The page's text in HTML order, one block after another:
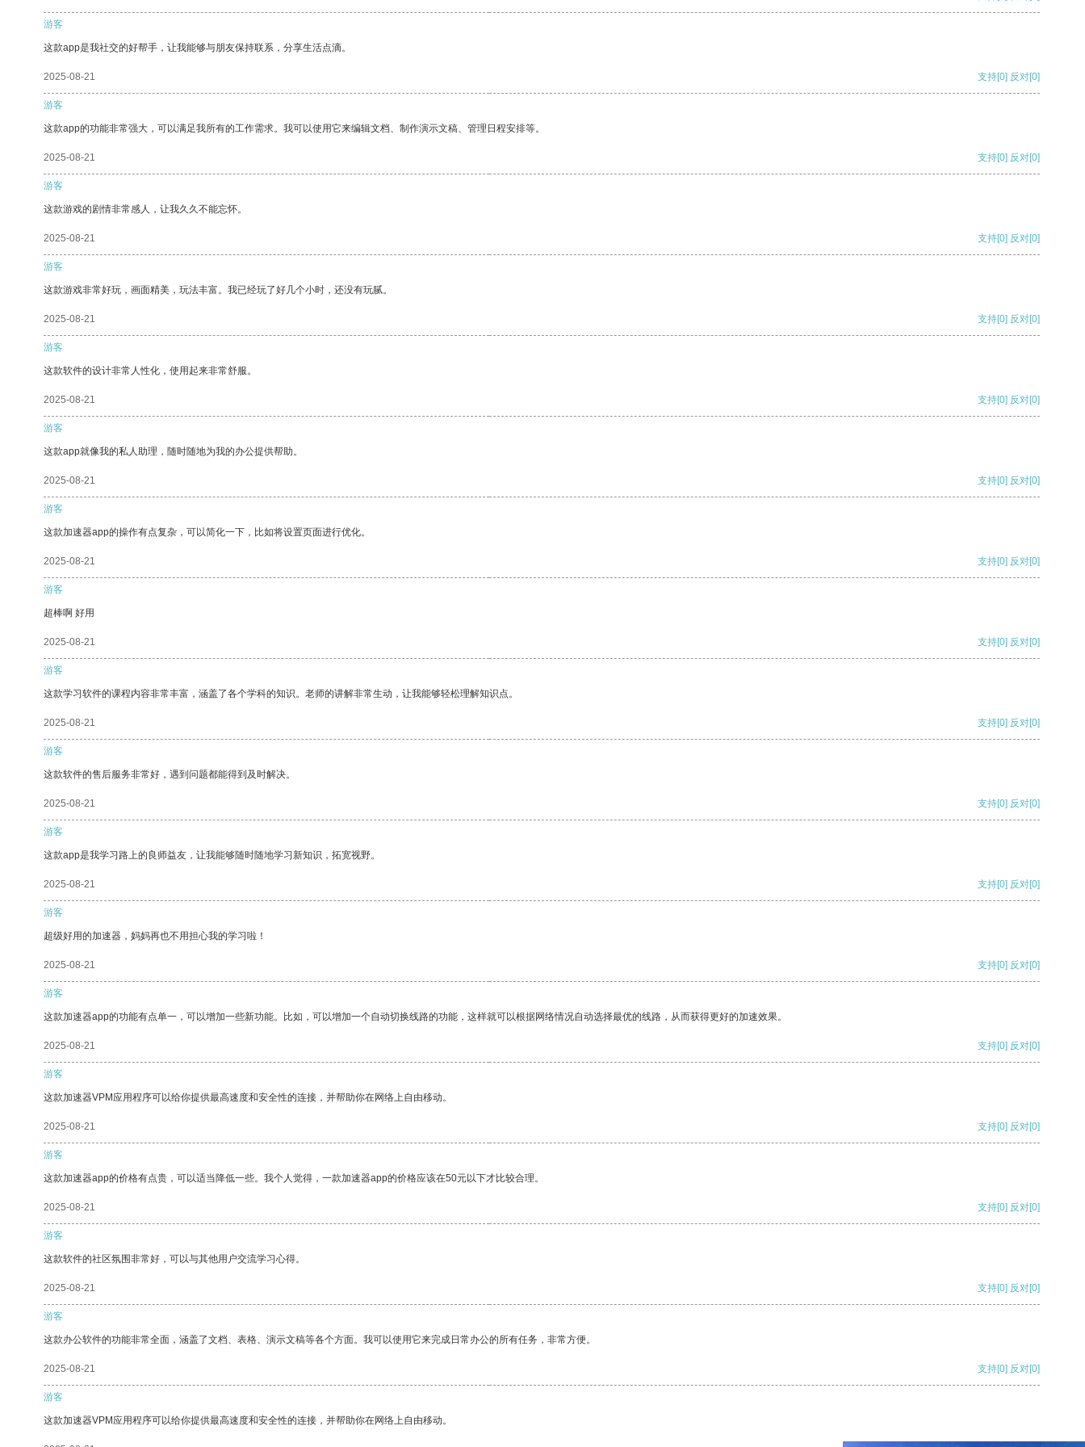
游客
这款app是我社交的好帮手，让我能够与朋友保持联系，分享生活点滴。
2025-08-21 支持[0] 反对[0]
游客
这款app的功能非常强大，可以满足我所有的工作需求。我可以使用它来编辑文档、制作演示文稿、管理日程安排等。
2025-08-21 支持[0] 反对[0]
游客
这款游戏的剧情非常感人，让我久久不能忘怀。
2025-08-21 支持[0] 反对[0]
游客
这款游戏非常好玩，画面精美，玩法丰富。我已经玩了好几个小时，还没有玩腻。
2025-08-21 支持[0] 反对[0]
游客
这款软件的设计非常人性化，使用起来非常舒服。
2025-08-21 支持[0] 反对[0]
游客
这款app就像我的私人助理，随时随地为我的办公提供帮助。
2025-08-21 支持[0] 反对[0]
游客
这款加速器app的操作有点复杂，可以简化一下，比如将设置页面进行优化。
2025-08-21 支持[0] 反对[0]
游客
超棒啊 好用
2025-08-21 支持[0] 反对[0]
游客
这款学习软件的课程内容非常丰富，涵盖了各个学科的知识。老师的讲解非常生动，让我能够轻松理解知识点。
2025-08-21 支持[0] 反对[0]
游客
这款软件的售后服务非常好，遇到问题都能得到及时解决。
2025-08-21 支持[0] 反对[0]
游客
这款app是我学习路上的良师益友，让我能够随时随地学习新知识，拓宽视野。
2025-08-21 支持[0] 反对[0]
游客
超级好用的加速器，妈妈再也不用担心我的学习啦！
2025-08-21 支持[0] 反对[0]
游客
这款加速器app的功能有点单一，可以增加一些新功能。比如，可以增加一个自动切换线路的功能，这样就可以根据网络情况自动选择最优的线路，从而获得更好的加速效果。
2025-08-21 支持[0] 反对[0]
游客
这款加速器VPM应用程序可以给你提供最高速度和安全性的连接，并帮助你在网络上自由移动。
2025-08-21 支持[0] 反对[0]
游客
这款加速器app的价格有点贵，可以适当降低一些。我个人觉得，一款加速器app的价格应该在50元以下才比较合理。
2025-08-21 支持[0] 反对[0]
游客
这款软件的社区氛围非常好，可以与其他用户交流学习心得。
2025-08-21 支持[0] 反对[0]
游客
这款办公软件的功能非常全面，涵盖了文档、表格、演示文稿等各个方面。我可以使用它来完成日常办公的所有任务，非常方便。
2025-08-21 支持[0] 反对[0]
游客
这款加速器VPM应用程序可以给你提供最高速度和安全性的连接，并帮助你在网络上自由移动。